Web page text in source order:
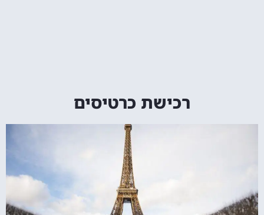
רכישת כרטיסים